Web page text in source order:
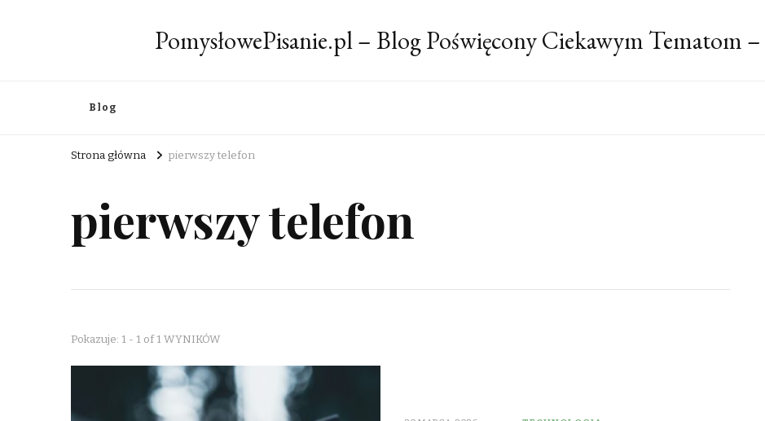
PomysłowePisanie.pl – Blog Poświęcony Ciekawym Tematom
Blog
Strona główna pierwszy telefon
pierwszy telefon
Pokazuje: 1 - 1 of 1 WYNIKÓW